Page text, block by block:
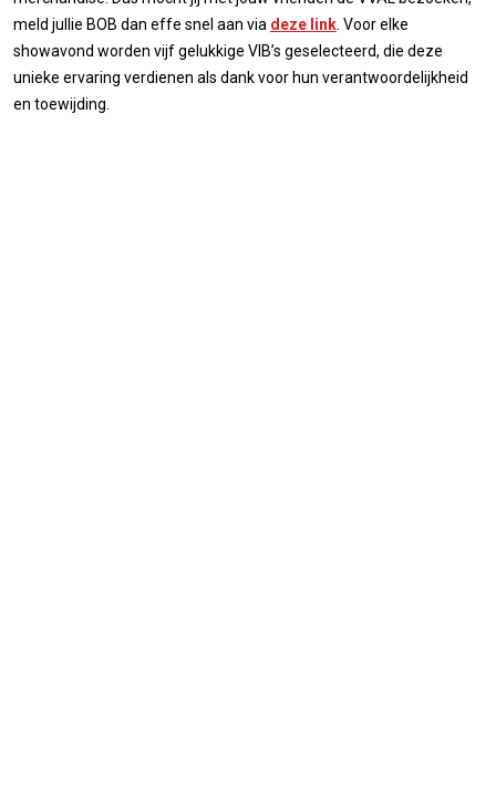
meld jullie BOB dan effe snel aan via deze link . Voor elke
showavond worden vijf gelukkige VIB’s geselecteerd, die deze
unieke ervaring verdienen als dank voor hun verantwoordelijkheid
en toewijding.